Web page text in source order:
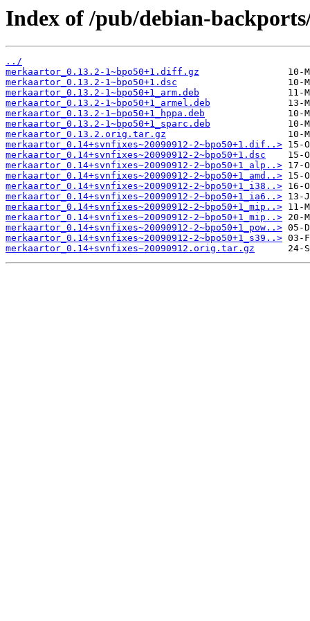
Index of /pub/debian-
../
merkaartor_0.13.2-1~bpo50+1.diff.gz
merkaartor_0.13.2-1~bpo50+1.dsc
merkaartor_0.13.2-1~bpo50+1_arm.deb
merkaartor_0.13.2-1~bpo50+1_armel.deb
merkaartor_0.13.2-1~bpo50+1_hppa.deb
merkaartor_0.13.2-1~bpo50+1_sparc.deb
merkaartor_0.13.2.orig.tar.gz
merkaartor_0.14+svnfixes~20090912-2~bpo50+1.dif..>
merkaartor_0.14+svnfixes~20090912-2~bpo50+1.dsc
merkaartor_0.14+svnfixes~20090912-2~bpo50+1_alp..>
merkaartor_0.14+svnfixes~20090912-2~bpo50+1_amd..>
merkaartor_0.14+svnfixes~20090912-2~bpo50+1_i38..>
merkaartor_0.14+svnfixes~20090912-2~bpo50+1_ia6..>
merkaartor_0.14+svnfixes~20090912-2~bpo50+1_mip..>
merkaartor_0.14+svnfixes~20090912-2~bpo50+1_mip..>
merkaartor_0.14+svnfixes~20090912-2~bpo50+1_pow..>
merkaartor_0.14+svnfixes~20090912-2~bpo50+1_s39..>
merkaartor_0.14+svnfixes~20090912.orig.tar.gz